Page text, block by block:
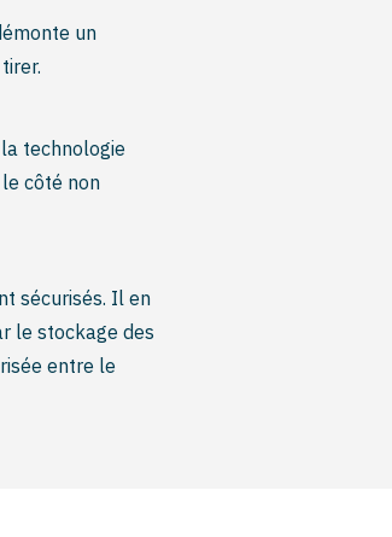
un
technologie
côté non
sécurisés. Il en
le stockage des
entre le